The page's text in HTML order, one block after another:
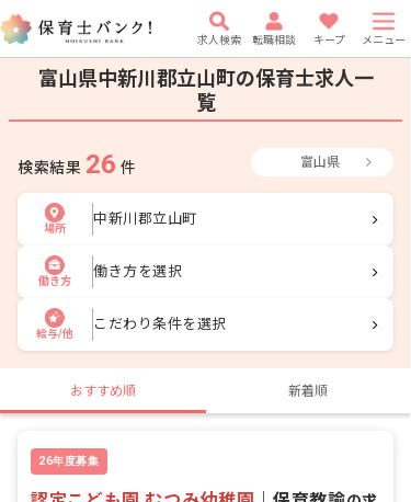
求人検索 転職相談 キープ メニュー
富山県中新川郡立山町の保育士求人一
覧
検索結果 26 件 富山県
場所
中新川郡立山町
働き方
働き方を選択
給与/他
こだわり条件を選択
おすすめ順 新着順
26年度募集